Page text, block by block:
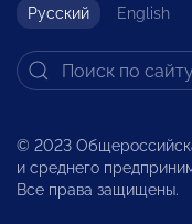
Русский English
© 2023
и среднего
Все права защищены.